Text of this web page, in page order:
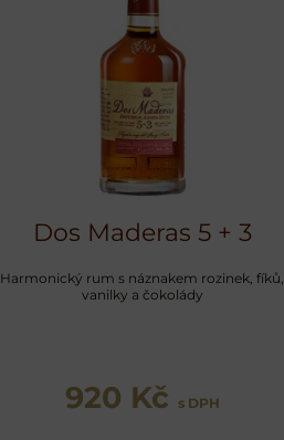
Dos Maderas 5 + 3
Harmonický rum s náznakem rozinek, fíků,
vanilky a čokolády
920 Kč s DPH